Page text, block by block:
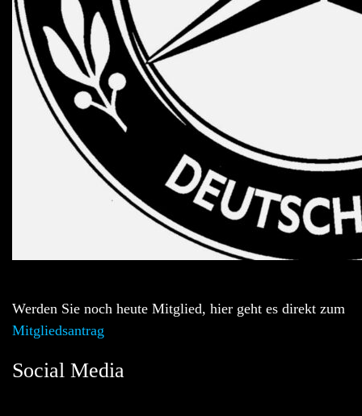
Werden Sie noch heute Mitglied, hier geht es direkt zum
Mitgliedsantrag
Social Media